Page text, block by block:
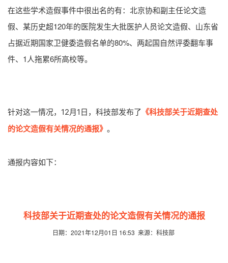
在这些学术造假事件中很出名的有：北京协和副主任论文造
假、某历史超120年的医院发生大批医护人员论文造假、山东省
占据近期国家卫健委造假名单的80%、两起国自然评委翻车事
件、1人拖累6所高校等。
针对这一情况，12月1日，科技部发布了 《科技部关于近期查处
的论文造假有关情况的通报》 。
通报内容如下：
科技部关于近期查处的论文造假有关情况的通报
日期：2021年12月01日 16:53 来源：科技部